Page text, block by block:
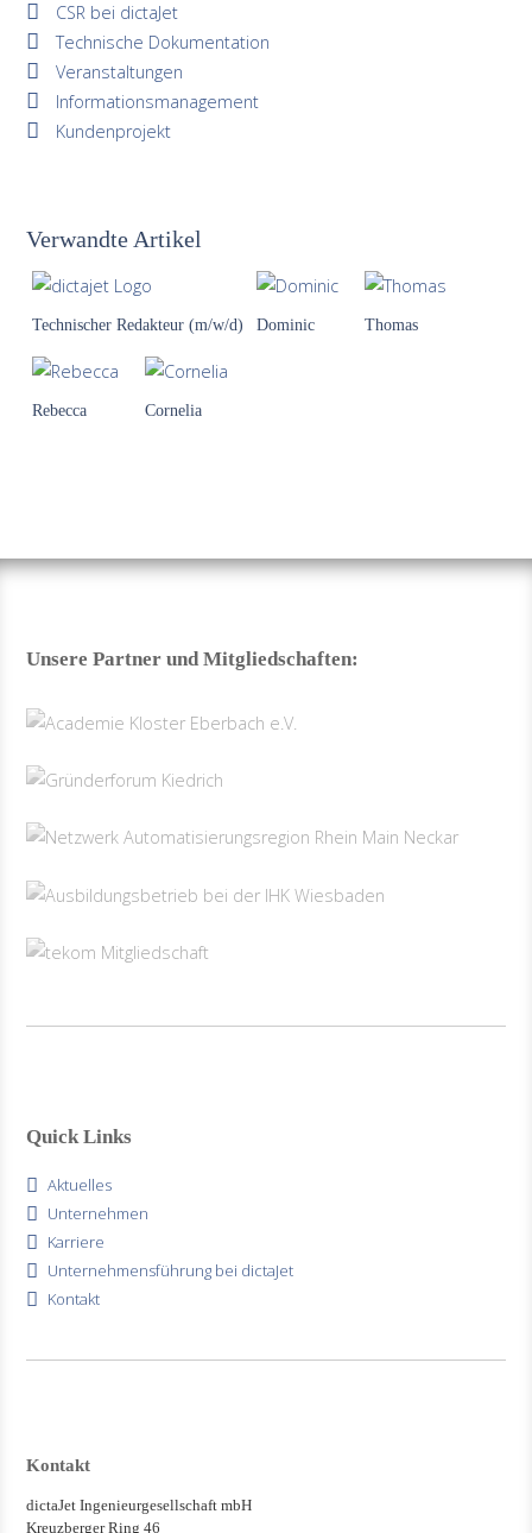
CSR bei dictaJet
Technische Dokumentation
Veranstaltungen
Informationsmanagement
Kundenprojekt
Verwandte Artikel
Technischer Redakteur (m/w/d) Dominic Thomas
Rebecca Cornelia
Unsere Partner und Mitgliedschaften:
Quick Links
Aktuelles
Unternehmen
Karriere
Unternehmensführung bei dictaJet
Kontakt
Kontakt
dictaJet Ingenieurgesellschaft mbH
Kreuzberger Ring 46